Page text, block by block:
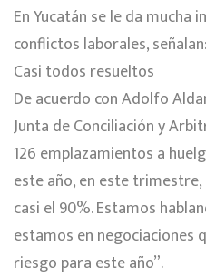
En Yucatán se le da
conflictos laborales, señalan:
Casi todos resueltos
De acuerdo con Adolfo
Junta de Conciliación y
126 emplazamientos a
este año, en este
casi el 90%. Estamos
estamos en negociaciones
riesgo para este año”.